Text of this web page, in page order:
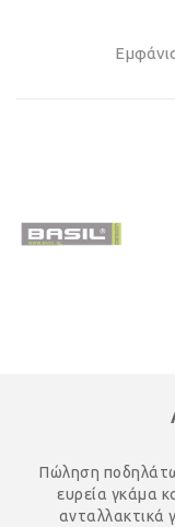
Πώληση
ευρεία γκάμα
ανταλλακτικά